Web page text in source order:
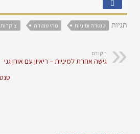
תגיות טנטרה ומיניות מהי טנטרה צ'קרות
הקודם
גישה אחרת למיניות – ריאיון עם אורן גני